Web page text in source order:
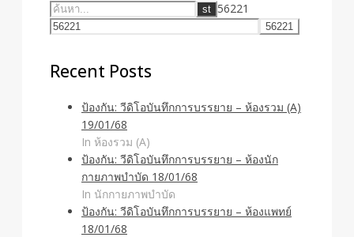
56221
Recent Posts
ป้องกัน: วีดิโอบันทึกการบรรยาย – ห้องรวม (A)
19/01/68
In ห้องรวม (A)
ป้องกัน: วีดิโอบันทึกการบรรยาย – ห้องนัก
กายภาพบำบัด 18/01/68
In นักกายภาพบำบัด
ป้องกัน: วีดิโอบันทึกการบรรยาย – ห้องแพทย์
18/01/68